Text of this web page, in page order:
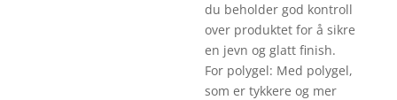
du beholder god kontroll
over produktet for å sikre
en jevn og glatt finish.
For polygel: Med polygel,
som er tykkere og mer